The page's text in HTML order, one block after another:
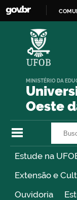
Oeste
MINISTÉRIO DA
Estude na
Extensão e
Ouvidoria